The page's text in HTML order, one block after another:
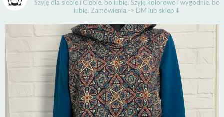
Szyję dla siebie i Ciebie, bo lubię. Szyję kolorowo i wygodnie, bo
lubię. Zamówienia -> DM lub sklep ⬇️